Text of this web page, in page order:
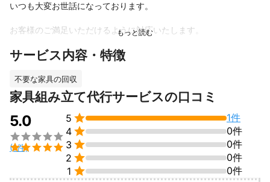
いつも大変お世話になっております。
お客様のご満足いただけるように対応いたします。
おります。
今後ともよろしくお願いいたします。
これまでの実績
草刈り。除雪作業。お庭の剪定。屋根塗装と外装塗装。パソコ
ン、スマートフォンの講習会。空き家のお掃除と家、土地の販売
のお手伝いなど。
アピールポイント
おじいさん、おばあさん、子どもの笑顔を創る。
サービス内容・特徴
不要な家具の回収
家具組み立て代行サービスの口コミ
5.0


(1件)
5 
1件
4 
0件
3 
0件
2 
0件
1  0件